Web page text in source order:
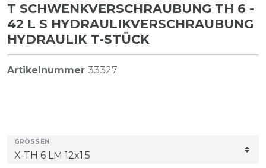
T SCHWENKVERSCHRAUBUNG TH 6 -
42 L S HYDRAULIKVERSCHRAUBUNG
HYDRAULIK T-STÜCK
Artikelnummer 33327
GRÖSSEN